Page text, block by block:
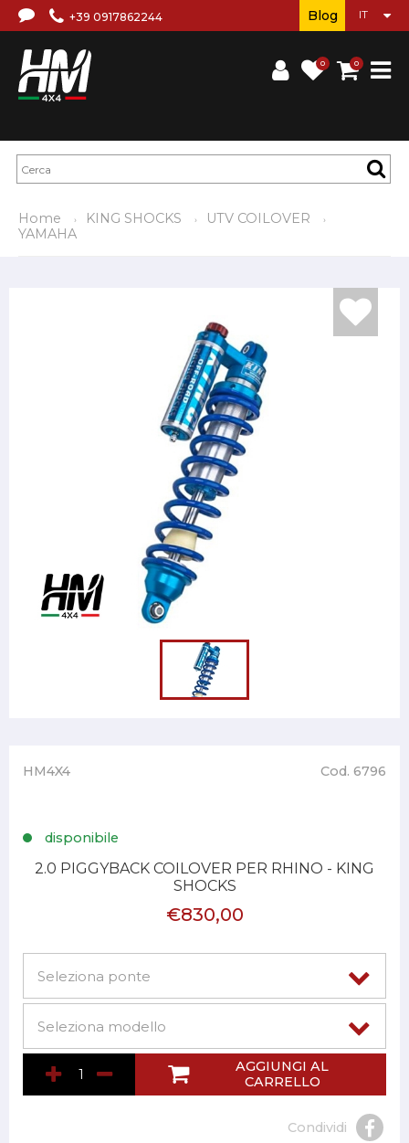
+39 0917862244
0 0
Blog
Home KING SHOCKS
UTV COILOVER
YAMAHA
HM4X4 Cod. 6796
disponibile
2.0 PIGGYBACK COILOVER PER RHINO - KING
SHOCKS
€830,00
AGGIUNGI AL
CARRELLO
Condividi